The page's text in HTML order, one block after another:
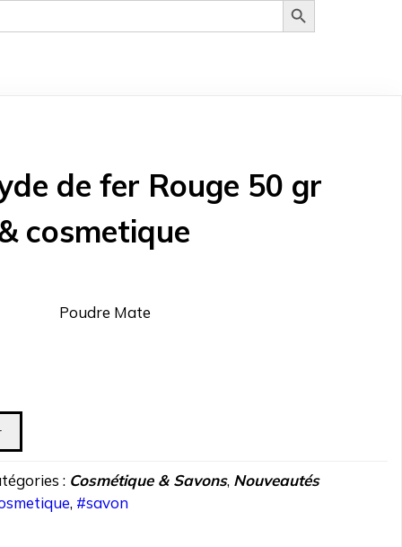
de fer Rouge 50 gr
cosmetique
Poudre Mate
: Cosmétique & Savons, Nouveautés
, #savon